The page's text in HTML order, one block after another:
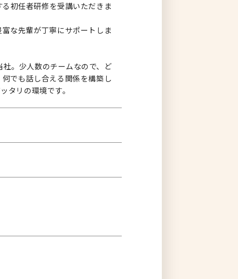
初任者研修を受講いただきま
な先輩が丁寧にサポートしま
。少人数のチームなので、ど
でも話し合える関係を構築し
タリの環境です。